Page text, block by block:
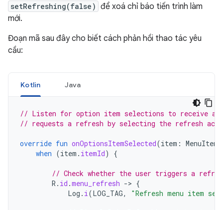
setRefreshing(false) để xoá chỉ báo tiến trình làm
mới.
Đoạn mã sau đây cho biết cách phản hồi thao tác yêu
cầu:
Kotlin Java
// Listen for option item selections to receive a
// requests a refresh by selecting the refresh
override fun onOptionsItemSelected(item : MenuItem
when (item . itemId) {
// Check whether the user triggers a
R . id .menu_refresh -> {
Log . i(LOG_TAG, "Refresh menu item